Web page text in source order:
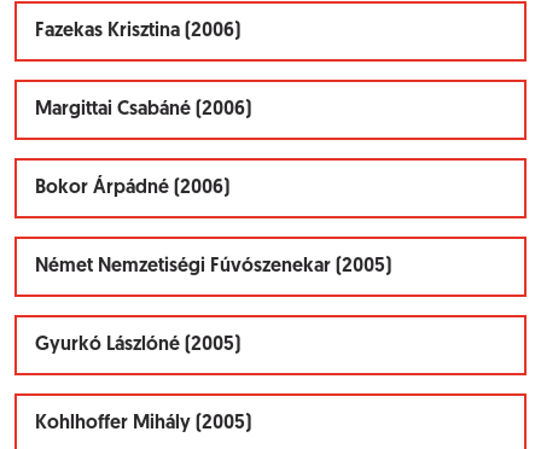
Fazekas Krisztina (2006)
Margittai Csabáné (2006)
Bokor Árpádné (2006)
Német Nemzetiségi Fúvószenekar (2005)
Gyurkó Lászlóné (2005)
Kohlhoffer Mihály (2005)